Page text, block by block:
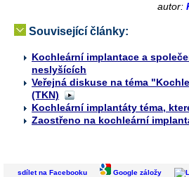
autor:
Související články:
Kochleární implantace a
neslyšících
Veřejná diskuse na téma
(TKN)
Kochleární implantáty téma,
Zaostřeno na kochleární
sdílet na Facebooku Google záložy